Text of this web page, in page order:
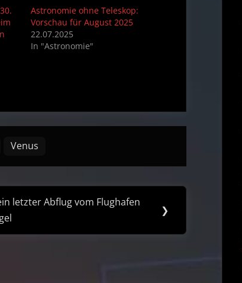
Astronomie ohne Teleskop:
Vorschau für August 2025
22.07.2025
In "Astronomie"
Venus
letzter Abflug vom Flughafen
❯